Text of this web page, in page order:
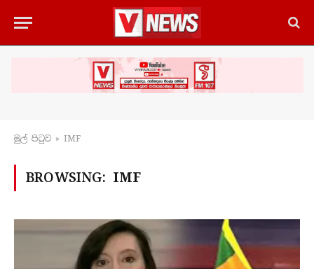
මුල් පිටු​ව » IMF
BROWSING: IMF